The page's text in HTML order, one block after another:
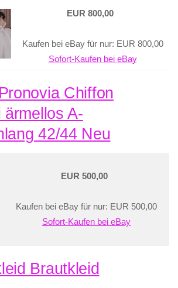
EUR 800,00
Kaufen bei eBay für nur: EUR 800,00
Sofort-Kaufen bei eBay
Chiffon
A-
42/44 Neu
EUR 500,00
Kaufen bei eBay für nur: EUR 500,00
Sofort-Kaufen bei eBay
Brautkleid